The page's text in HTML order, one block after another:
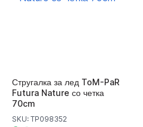
Стругалка за лед ToM-PaR
Futura Nature со четка
70cm
SKU: TP098352